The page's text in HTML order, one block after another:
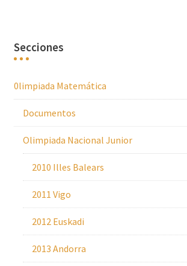
Secciones
0limpiada Matemática
Documentos
Olimpiada Nacional Junior
2010 Illes Balears
2011 Vigo
2012 Euskadi
2013 Andorra